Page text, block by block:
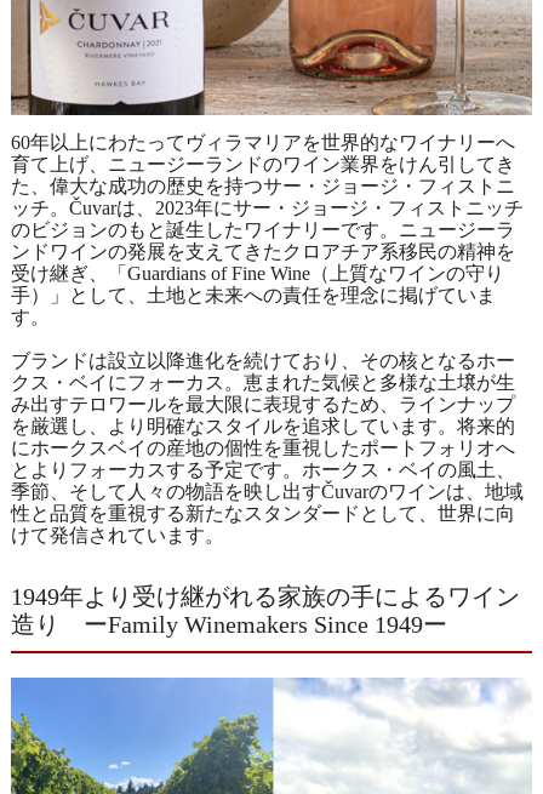
60年以上にわたってヴィラマリアを世界的なワイナリーへ
育て上げ、ニュージーランドのワイン業界をけん引してき
た、偉大な成功の歴史を持つサー・ジョージ・フィストニ
ッチ。Čuvarは、2023年にサー・ジョージ・フィストニッチ
のビジョンのもと誕生したワイナリーです。ニュージーラ
ンドワインの発展を支えてきたクロアチア系移民の精神を
受け継ぎ、「Guardians of Fine Wine（上質なワインの守り
手）」として、土地と未来への責任を理念に掲げていま
す。
ブランドは設立以降進化を続けており、その核となるホー
クス・ベイにフォーカス。恵まれた気候と多様な土壌が生
み出すテロワールを最大限に表現するため、ラインナップ
を厳選し、より明確なスタイルを追求しています。将来的
にホークスベイの産地の個性を重視したポートフォリオへ
とよりフォーカスする予定です。ホークス・ベイの風土、
季節、そして人々の物語を映し出すČuvarのワインは、地域
性と品質を重視する新たなスタンダードとして、世界に向
けて発信されています。
1949年より受け継がれる家族の手によるワイン
造り ーFamily Winemakers Since 1949ー